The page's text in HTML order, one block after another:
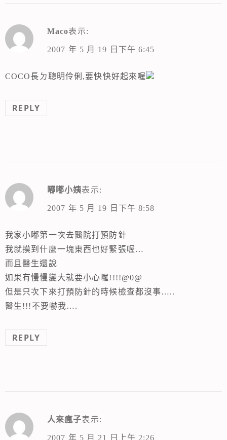
Maco表示:
2007 年 5 月 19 日下午 6:45
COCO長ㄉ聰明伶俐,要快快好起來喔
REPLY
嘟嘟小姨表示:
2007 年 5 月 19 日下午 8:58
我家小嘟第一次去醫院打預防針
我就摸到什麼一塊東西也好緊張喔…
而且醫生還說
如果有慢慢變大就要小心囉!!!!@0@
但是只次下來打預防針的時候檢查都沒事…..
醫生!!!不要嚇我….
REPLY
人來瘋子表示:
2007 年 5 月 21 日上午 2:26